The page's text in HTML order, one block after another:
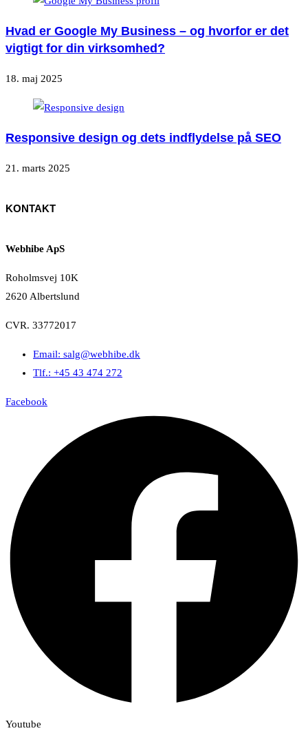
Hvad er Google My Business – og hvorfor er det
vigtigt for din virksomhed?
18. maj 2025
Responsive design og dets indflydelse på SEO
21. marts 2025
KONTAKT
Webhibe ApS
Roholmsvej 10K
2620 Albertslund
CVR. 33772017
Email: salg@webhibe.dk
Tlf.: +45 43 474 272
Facebook
Youtube